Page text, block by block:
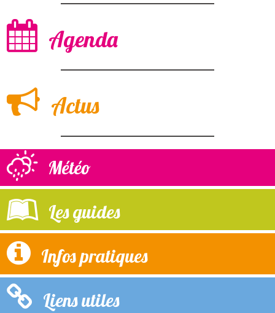
Agenda
Actus
Météo
Les guides
Infos pratiques
Liens utiles